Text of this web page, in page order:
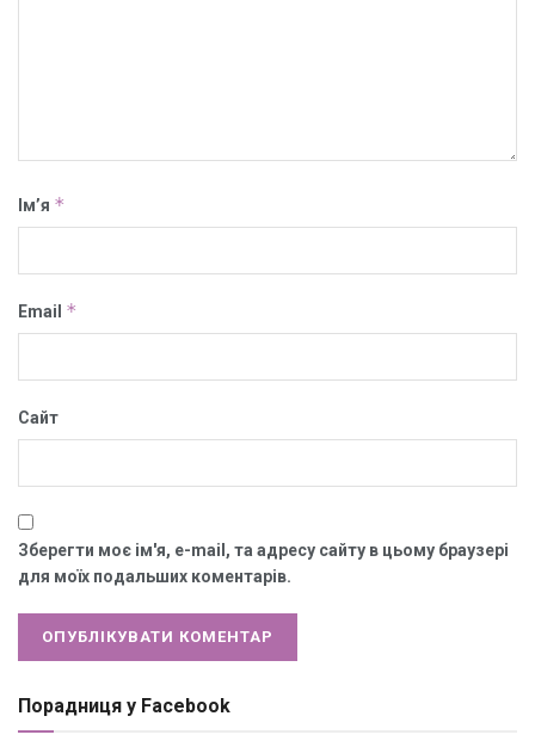
Ім’я *
Email *
Сайт
Зберегти моє ім'я, e-mail, та адресу сайту в цьому браузері
для моїх подальших коментарів.
Порадниця у Facebook